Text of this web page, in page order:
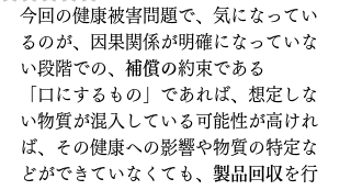
今回の健康被害問題で、気になってい
るのが、因果関係が明確になっていな
い段階での、 補償の約束である
「口にするもの」であれば、想定しな
い物質が混入している可能性が高けれ
ば、その健康への影響や物質の特定な
どができていなくても、 製品回収を行